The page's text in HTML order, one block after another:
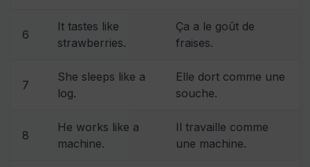
6
It tastes like
strawberries.
Ça a le goût de
fraises.
7
She sleeps like a
log.
Elle dort comme une
souche.
8
He works like a
machine.
Il travaille comme
une machine.